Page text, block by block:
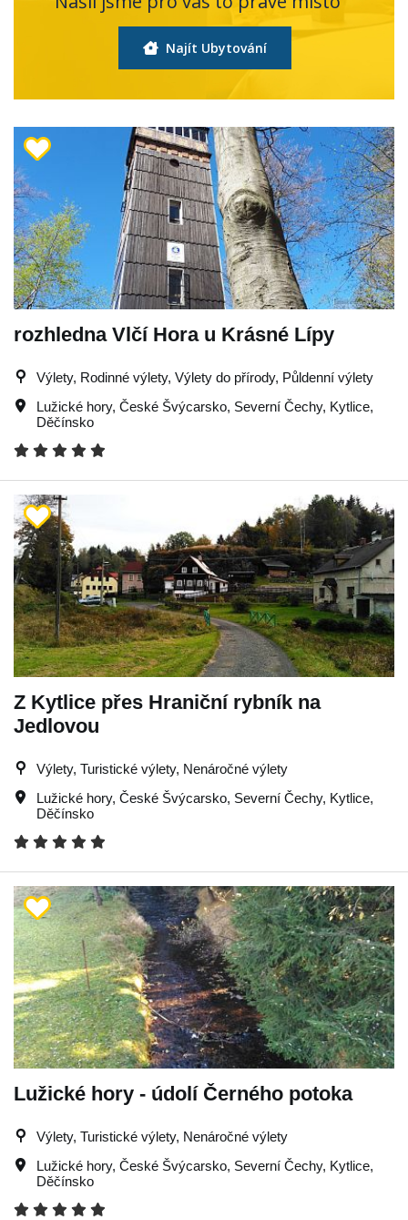
Najít Ubytování
rozhledna Vlčí Hora u Krásné Lípy
Výlety, Rodinné výlety, Výlety do přírody, Půldenní výlety
Lužické hory, České Švýcarsko, Severní Čechy, Kytlice,
Děčínsko
Z Kytlice přes Hraniční rybník na
Jedlovou
Výlety, Turistické výlety, Nenáročné výlety
Lužické hory, České Švýcarsko, Severní Čechy, Kytlice,
Děčínsko
Lužické hory - údolí Černého potoka
Výlety, Turistické výlety, Nenáročné výlety
Lužické hory, České Švýcarsko, Severní Čechy, Kytlice,
Děčínsko